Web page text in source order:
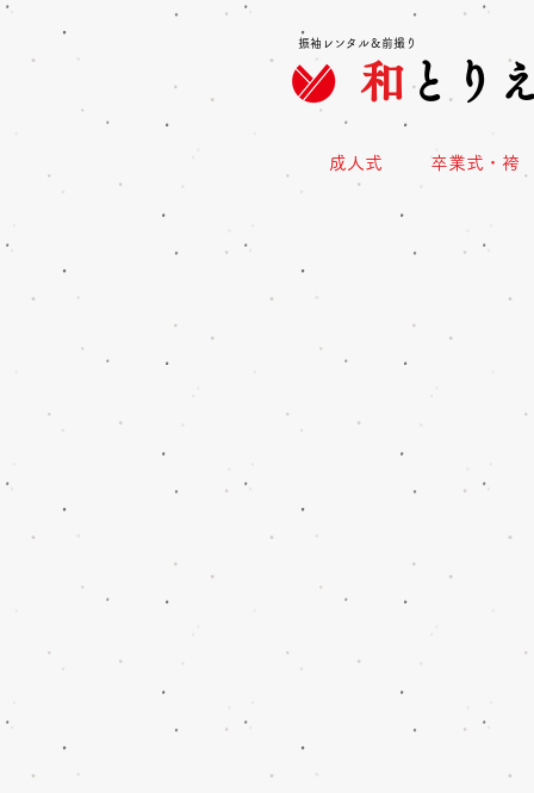
和とり
振袖レンタル＆前撮り
成人式 卒業式・袴